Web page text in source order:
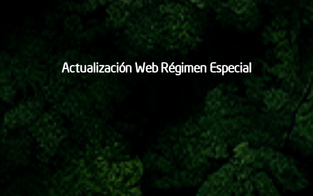
Actualización Web Régimen Especial